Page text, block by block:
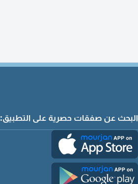
البحث عن صفقات حصرية على التطبيق: